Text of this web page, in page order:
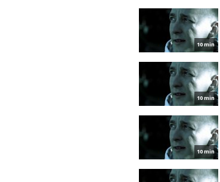
10 min
10 min
10 min